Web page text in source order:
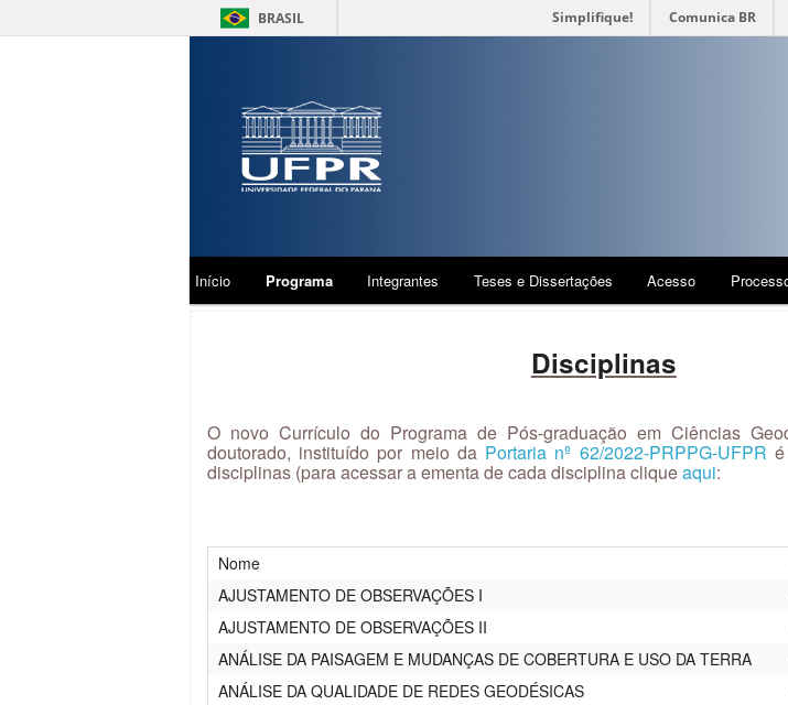
BRASIL Simplifique! Comunica BR
Início Programa Integrantes Teses e Dissertações Acesso
Disciplinas
O novo Currículo do Programa de Pós-graduação em Ciências
doutorado, instituído por meio da Portaria nº 62/2022-PRPPG-UFPR
disciplinas (para acessar a ementa de cada disciplina cliqueaqui:
Nome
AJUSTAMENTO DE OBSERVAÇÕES I
AJUSTAMENTO DE OBSERVAÇÕES II
ANÁLISE DA PAISAGEM E MUDANÇAS DE COBERTURA E USO DA TERRA
ANÁLISE DA QUALIDADE DE REDES GEODÉSICAS